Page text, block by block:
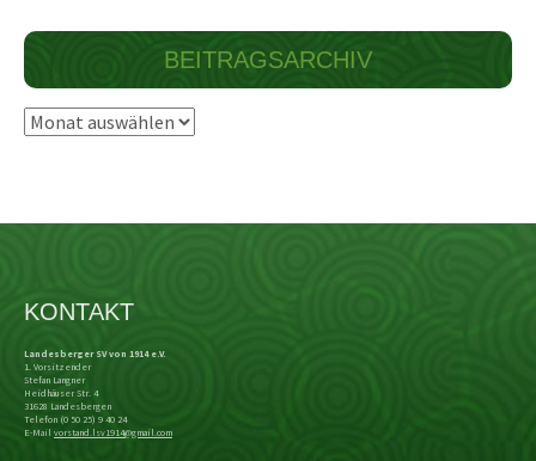
BEITRAGSARCHIV
Beitragsarchiv
KONTAKT
Landesberger SV von 1914 e.V.
1. Vorsitzender
Stefan Langner
Heidhäuser Str. 4
31628 Landesbergen
Telefon (0 50 25) 9 40 24
E-Mail vorstand.lsv1914@gmail.com